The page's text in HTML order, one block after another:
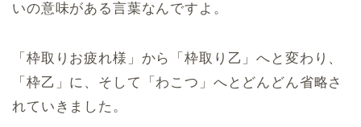
いの意味がある言葉なんですよ。
「枠取りお疲れ様」から「枠取り乙」へと変わり、
「枠乙」に、そして「わこつ」へとどんどん省略さ
れていきました。